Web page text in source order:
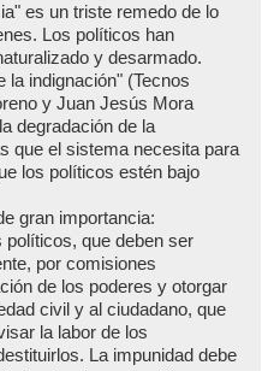
es un triste remedo de lo
Los políticos han
y desarmado.
indignación" (Tecnos
y Juan Jesús Mora
degradación de la
que el sistema necesita para
los políticos estén bajo
gran importancia:
que deben ser
por comisiones
de los poderes y otorgar
civil y al ciudadano, que
la labor de los
La impunidad debe